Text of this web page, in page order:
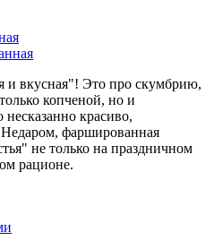
и вкусная"! Это про скумбрию,
копченой, но и
красиво,
фаршированная
не только на праздничном
рационе.